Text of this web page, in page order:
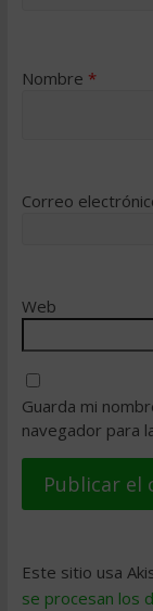
Nombre *
Correo
Web
Guarda mi
navegador para
Este sitio usa
se procesan los